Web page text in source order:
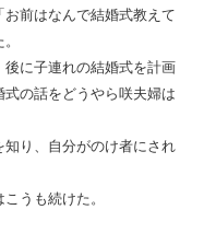
前はなんで結婚式教えて
に子連れの結婚式を計画
の話をどうやら咲夫婦は
り、自分がのけ者にされ
うも続けた。